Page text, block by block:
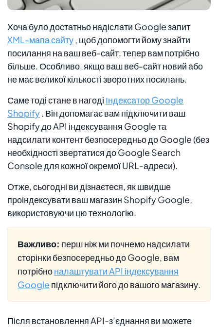
Хоча було достатньо надіслати Google запит
XML-мапа сайту, щоб допомогти йому знайти
посилання на ваш веб-сайт, тепер вам потрібно
більше. Особливо, якщо ваш веб-сайт новий або
не має великої кількості зворотних посилань.
Саме тоді стане в нагоді Індексатор Google
Shopify. Він допомагає вам підключити ваш
Shopify до API індексування Google та
надсилати контент безпосередньо до Google (без
необхідності звертатися до Google Search
Console для кожної окремої URL-адреси).
Отже, сьогодні ви дізнаєтеся, як швидше
проіндексувати ваш магазин Shopify Google,
використовуючи цю технологію.
Важливо: перш ніж ми почнемо надсилати
сторінки безпосередньо до Google, вам
потрібноналаштувати API індексування
Google підключити його до вашого магазину.
Після встановлення API-з’єднання ви можете